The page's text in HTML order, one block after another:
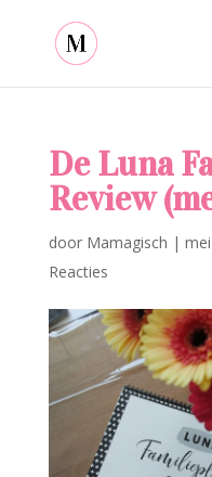
De Luna
Review
door Mamagisch |
Reacties